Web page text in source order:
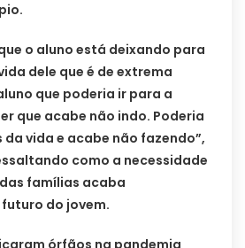
o aluno está deixando para
dele que é de extrema
que poderia ir para a
que acabe não indo. Poderia
vida e acabe não fazendo”,
como a necessidade
famílias acaba
do jovem.